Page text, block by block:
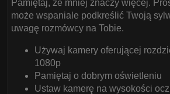
Pamiętaj, że mniej znaczy więcej.
może wspaniale podkreślić Twoją
uwagę rozmówcy na Tobie.
Używaj kamery oferującej
1080p
Pamiętaj o dobrym oświetleniu
Ustaw kamerę na wysokości